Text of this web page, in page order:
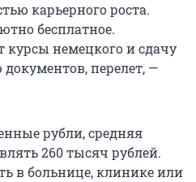
карьерного роста.
бесплатное.
немецкого и сдачу
перелет, —
рубли, средняя
260 тысяч рублей.
в больнице, клинике или